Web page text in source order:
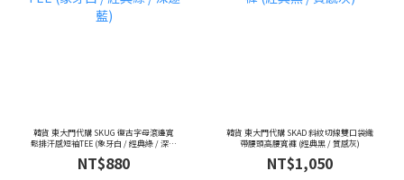
韓貨 東大門代購 SKUG 復古字母滾邊寬
鬆排汗感短袖TEE (象牙白 / 經典綠 / 深邃
藍)
NT$880
韓貨 東大門代購 SKAD 斜紋切線雙口袋織
帶腰頭高腰寬褲 (經典黑 / 質感灰)
NT$1,050